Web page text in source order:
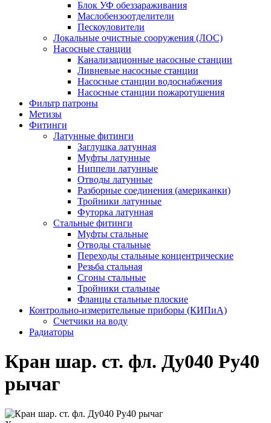
Блок УФ обеззараживания
Маслобензоотделители
Пескоуловители
Локальные очистные сооружения (ЛОС)
Насосные станции
Канализационные насосные станции
Ливневые насосные станции
Насосные станции водоснабжения
Насосные станции пожаротушения
Фильтр патроны
Метизы
Фитинги
Латунные фитинги
Заглушка латунная
Муфты латунные
Ниппели латунные
Отводы латунные
Разборные соединения (американки)
Тройники латунные
Футорка латунная
Стальные фитинги
Муфты стальные
Отводы стальные
Переходы стальные концентрические
Резьба стальная
Сгоны стальные
Тройники стальные
Фланцы стальные плоские
Контрольно-измерительные приборы (КИПиА)
Счетчики на воду
Радиаторы
Кран шар. ст. фл. Ду040 Ру40
рычаг